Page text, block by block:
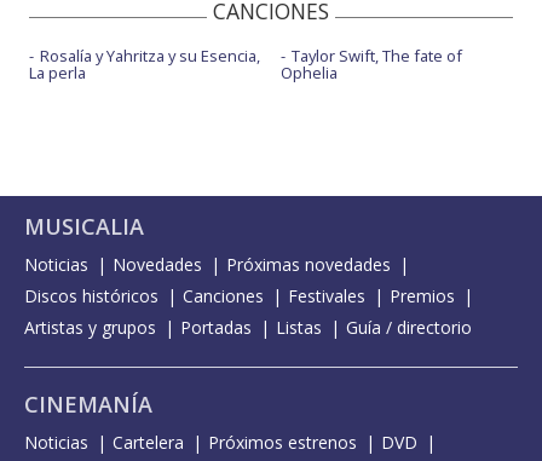
CANCIONES
Rosalía y Yahritza y su Esencia,
La perla
Taylor Swift, The fate of
Ophelia
MUSICALIA
Noticias Novedades
Próximas novedades
Discos históricos
Canciones Festivales
Premios
Artistas y grupos
Portadas Listas Guía / directorio
CINEMANÍA
Noticias Cartelera Próximos estrenos
DVD